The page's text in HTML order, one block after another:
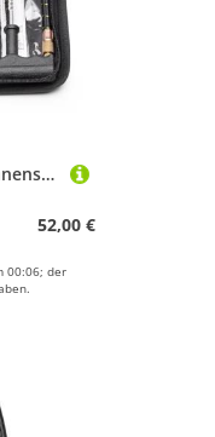
Reifen Reparatur Set Pannenset GIVI
52,00 €
00:06; der